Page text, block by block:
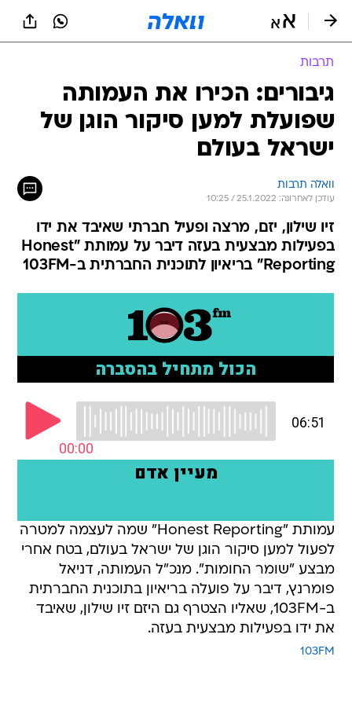
תרבות
גיבורים: הכירו את העמותה
שפועלת למען סיקור הוגן של
ישראל בעולם
וואלה תרבות
עודכן לאחרונה: 25.1.2022 / 10:25
זיו שילון, יזם, מרצה ופעיל חברתי שאיבד את ידו
בפעילות מבצעית בעזה דיבר על עמותת "Honest
Reporting" בריאיון לתוכנית החברתית ב-103FM
עמותת "Honest Reporting" שמה לעצמה למטרה
לפעול למען סיקור הוגן של ישראל בעולם, בטח אחרי
מבצע "שומר החומות". מנכ"ל העמותה, דניאל
פומרנץ, דיבר על פועלה בריאיון בתוכנית החברתית
ב-103FM, שאליו הצטרף גם היזם זיו שילון, שאיבד
את ידו בפעילות מבצעית בעזה.
103FM